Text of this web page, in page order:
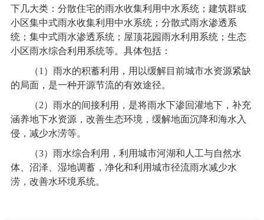
下几大类：分散住宅的雨水收集利用中水系统；建筑群或
小区集中式雨水收集利用中水系统；分散式雨水渗透系
统；集中式雨水渗透系统；屋顶花园雨水利用系统；生态
小区雨水综合利用系统等。具体包括：
（1 ）雨水的积蓄利用，用以缓解目前城市水资源紧缺
的局面，是一种开源节流的有效途径。
（2）雨水的间接利用，是将雨水下渗回灌地下，补充
涵养地下水资源，改善生态环境，缓解地面沉降和海水入
侵，减少水涝等。
（3）雨水综合利用，利用城市河湖和人工与自然水
体、沼泽、湿地调蓄，净化和利用城市径流雨水减少水
涝，改善水环境系统。